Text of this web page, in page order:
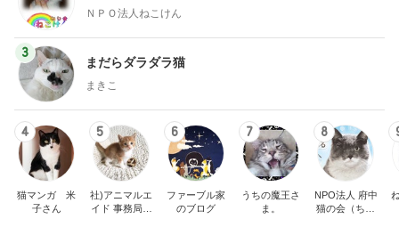
ＮＰＯ法人ねこけん
3
まだらダラダラ猫
まきこ
4
猫マンガ 米
子さん
5
社)アニマルエ
イド 事務局＆
6
ファーブル家
のブログ
7
うちの魔王さ
ま。
8
NPO法人 府中
猫の会（ちゅ